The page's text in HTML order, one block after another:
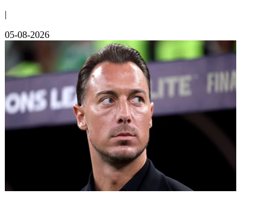
|
05-08-2026